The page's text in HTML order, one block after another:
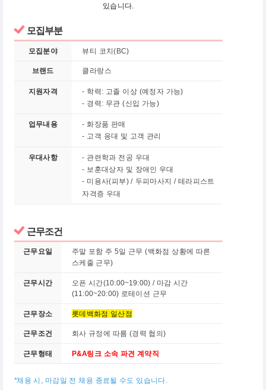
있습니다.
모집부분
모집분야 뷰티 코치(BC)
브랜드 클라랑스
지원자격
- 학력: 고졸 이상 (예정자 가능)
- 경력: 무관 (신입 가능)
업무내용
- 화장품 판매
- 고객 응대 및 고객 관리
우대사항
- 관련학과 전공 우대
- 보훈대상자 및 장애인 우대
- 미용사(피부) / 두피마사지 / 테라피스트
자격증 우대
근무조건
근무요일
주말 포함 주 5일 근무 (백화점 상황에 따른
스케줄 근무)
근무시간
오픈 시간(10:00~19:00) / 마감 시간
(11:00~20:00) 로테이션 근무
근무장소 롯데백화점 일산점
근무조건 회사 규정에 따름 (경력 협의)
근무형태 P&A링크 소속 파견 계약직
*채용 시, 마감일 전 채용 종료될 수도 있습니다.